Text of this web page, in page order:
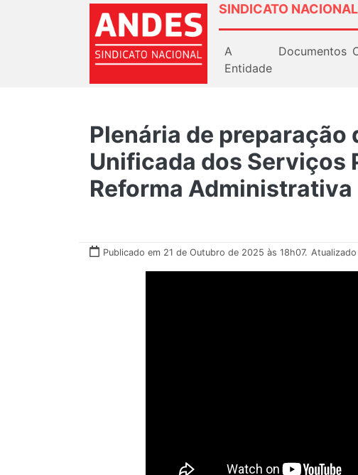
SINDICATO
A
Entidade
Documentos
Plenária de preparação
Unificada dos Serviços
Reforma Administrativa
Publicado em 21 de Outubro de 2025 às 18h07.